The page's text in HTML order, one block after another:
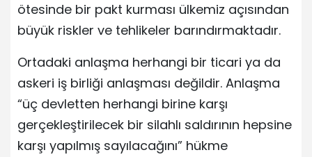
ötesinde bir pakt kurması ülkemiz açısından
büyük riskler ve tehlikeler barındırmaktadır.
Ortadaki anlaşma herhangi bir ticari ya da
askeri iş birliği anlaşması değildir. Anlaşma
“üç devletten herhangi birine karşı
gerçekleştirilecek bir silahlı saldırının hepsine
karşı yapılmış sayılacağını” hükme